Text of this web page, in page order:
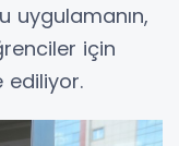
uygulamanın,
için
ediliyor.